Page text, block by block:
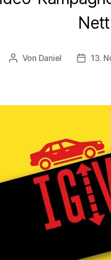
Beitragsautor
Von Daniel 13.